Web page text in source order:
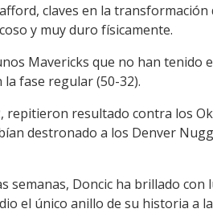
claves en la transformación
y muy duro físicamente.
Mavericks que no han tenido
fase regular (50-32).
repitieron resultado contra los
destronado a los Denver
semanas, Doncic ha brillado con
el único anillo de su historia a